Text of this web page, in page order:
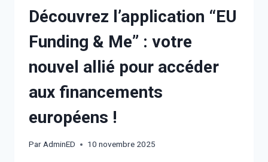
Découvrez l’application “EU
Funding & Me” : votre
nouvel allié pour accéder
aux financements
européens !
ParAdminED 10 novembre 2025